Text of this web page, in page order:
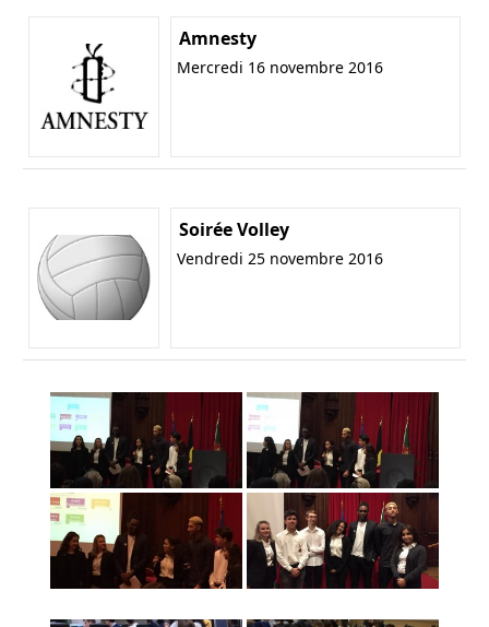
Amnesty
Mercredi 16 novembre 2016
Soirée Volley
Vendredi 25 novembre 2016